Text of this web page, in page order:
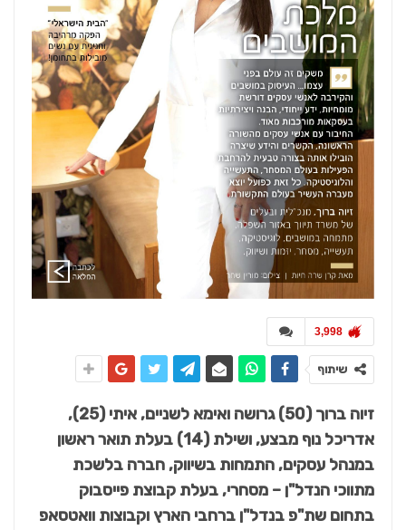
3,998
שיתוף
זיוה ברוך (50) גרושה ואימא לשניים, איתי (25),
אדריכל נוף מבצע, ושילת (14) בעלת תואר ראשון
במנהל עסקים, התמחות בשיווק, חברה בלשכת
מתווכי הנדל"ן – מסחרי, בעלת קבוצת פייסבוק
בתחום שת"פ בנדל"ן ברחבי הארץ וקבוצות וואטסאפ